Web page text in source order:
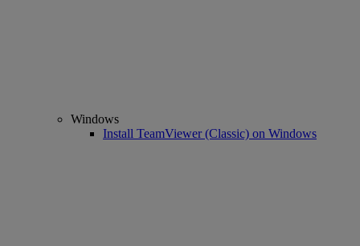
Windows
Install TeamViewer (Classic) on Windows